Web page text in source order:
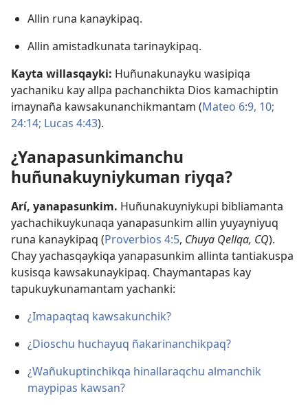
Allin runa kanaykipaq.
Allin amistadkunata tarinaykipaq.
Kayta willasqayki: Huñunakunayku wasipiqa
yachaniku kay allpa pachanchikta Dios kamachiptin
imaynaña kawsakunanchikmantam (Mateo 6:9, 10;
24:14; Lucas 4:43).
¿Yanapasunkimanchu
huñunakuyniykuman riyqa?
Arí, yanapasunkim. Huñunakuyniykupi bibliamanta
yachachikuykunaqa yanapasunkim allin yuyayniyuq
runa kanaykipaq (Proverbios 4:5, Chuya Qellqa, CQ).
Chay yachasqaykiqa yanapasunkim allinta tantiakuspa
kusisqa kawsakunaykipaq. Chaymantapas kay
tapukuykunamantam yachanki:
¿Imapaqtaq kawsakunchik?
¿Dioschu huchayuq ñakarinanchikpaq?
¿Wañukuptinchikqa hinallaraqchu almanchik
maypipas kawsan?